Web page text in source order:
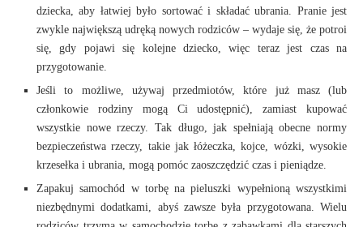
dziecka, aby łatwiej było sortować i składać ubrania. Pranie jest
zwykle największą udręką nowych rodziców – wydaje się, że potroi
się, gdy pojawi się kolejne dziecko, więc teraz jest czas na
przygotowanie.
Jeśli to możliwe, używaj przedmiotów, które już masz (lub
członkowie rodziny mogą Ci udostępnić), zamiast kupować
wszystkie nowe rzeczy. Tak długo, jak spełniają obecne normy
bezpieczeństwa rzeczy, takie jak łóżeczka, kojce, wózki, wysokie
krzesełka i ubrania, mogą pomóc zaoszczędzić czas i pieniądze.
Zapakuj samochód w torbę na pieluszki wypełnioną wszystkimi
niezbędnymi dodatkami, abyś zawsze była przygotowana. Wielu